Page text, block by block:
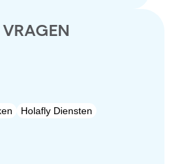
Holafly Diensten